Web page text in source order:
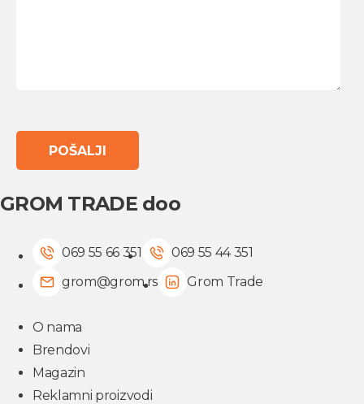
GROM TRADE doo
069 55 66 351
069 55 44 351
grom@grom.rs
Grom Trade
O nama
Brendovi
Magazin
Reklamni proizvodi